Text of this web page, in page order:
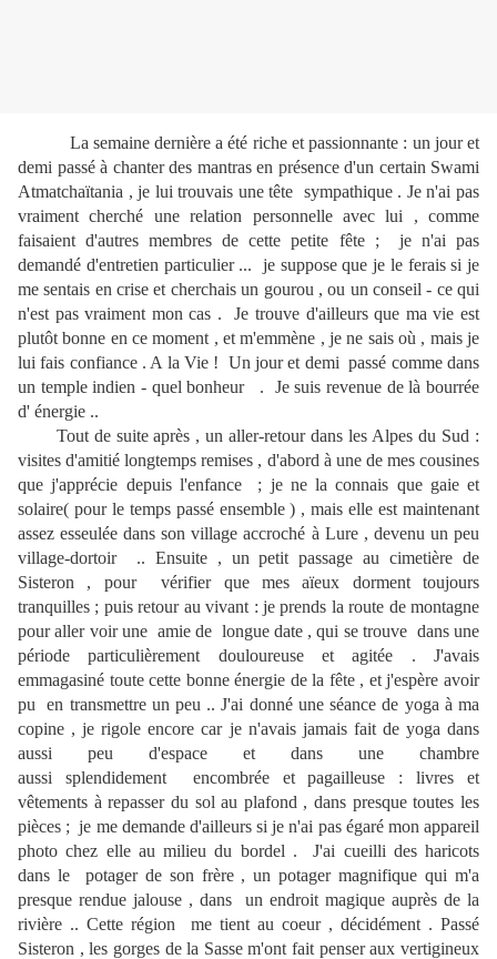
La semaine dernière a été riche et passionnante : un jour et
demi passé à chanter des mantras en présence d'un certain Swami
Atmatchaïtania , je lui trouvais une tête sympathique . Je n'ai pas
vraiment cherché une relation personnelle avec lui , comme
faisaient d'autres membres de cette petite fête ; je n'ai pas
demandé d'entretien particulier ... je suppose que je le ferais si je
me sentais en crise et cherchais un gourou , ou un conseil - ce qui
n'est pas vraiment mon cas . Je trouve d'ailleurs que ma vie est
plutôt bonne en ce moment , et m'emmène , je ne sais où , mais je
lui fais confiance . A la Vie ! Un jour et demi passé comme dans
un temple indien - quel bonheur . Je suis revenue de là bourrée
d' énergie ..
Tout de suite après , un aller-retour dans les Alpes du Sud :
visites d'amitié longtemps remises , d'abord à une de mes cousines
que j'apprécie depuis l'enfance ; je ne la connais que gaie et
solaire( pour le temps passé ensemble ) , mais elle est maintenant
assez esseulée dans son village accroché à Lure , devenu un peu
village-dortoir .. Ensuite , un petit passage au cimetière de
Sisteron , pour vérifier que mes aïeux dorment toujours
tranquilles ; puis retour au vivant : je prends la route de montagne
pour aller voir une amie de longue date , qui se trouve dans une
période particulièrement douloureuse et agitée . J'avais
emmagasiné toute cette bonne énergie de la fête , et j'espère avoir
pu en transmettre un peu .. J'ai donné une séance de yoga à ma
copine , je rigole encore car je n'avais jamais fait de yoga dans
aussi peu d'espace et dans une chambre
aussi splendidement encombrée et pagailleuse : livres et
vêtements à repasser du sol au plafond , dans presque toutes les
pièces ; je me demande d'ailleurs si je n'ai pas égaré mon appareil
photo chez elle au milieu du bordel . J'ai cueilli des haricots
dans le potager de son frère , un potager magnifique qui m'a
presque rendue jalouse , dans un endroit magique auprès de la
rivière .. Cette région me tient au coeur , décidément . Passé
Sisteron , les gorges de la Sasse m'ont fait penser aux vertigineux